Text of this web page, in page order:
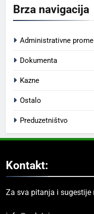
Brza navigacija
Administrativne
Dokumenta
Kazne
Ostalo
Preduzetništvo
Kontakt:
Za sva pitanja i